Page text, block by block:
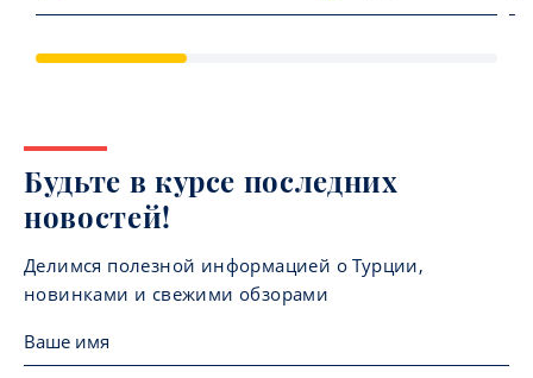
Будьте в курсе последних
новостей!
Делимся полезной информацией о Турции,
новинками и свежими обзорами